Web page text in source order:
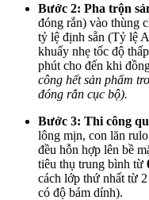
Bước 2: Pha trộn
đóng rắn) vào thùng
tỷ lệ định sẵn (Tỷ lệ
khuấy nhẹ tốc độ
phút cho đến khi
công hết sản phẩm
đóng rắn cục bộ).
Bước 3: Thi công
lông mịn, con lăn
đều hỗn hợp lên bề
tiêu thụ trung bình từ
cách lớp thứ nhất từ
có độ bám dính).